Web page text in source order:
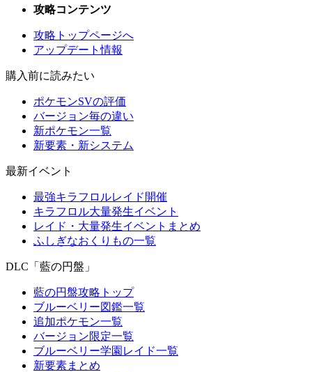
攻略コンテンツ
攻略トップページへ
アップデート情報
購入前に読みたい
ポケモンSVの評価
バージョン毎の違い
新ポケモン一覧
新要素・新システム
最新イベント
最強キラフロルレイド開催
キラフロル大量発生イベント
レイド・大量発生イベントまとめ
ふしぎなおくりもの一覧
DLC「藍の円盤」
藍の円盤攻略トップ
ブルーベリー図鑑一覧
追加ポケモン一覧
バージョン限定一覧
ブルーベリー学園レイド一覧
新要素まとめ